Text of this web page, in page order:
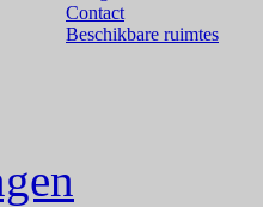
Contact
Beschikbare ruimtes